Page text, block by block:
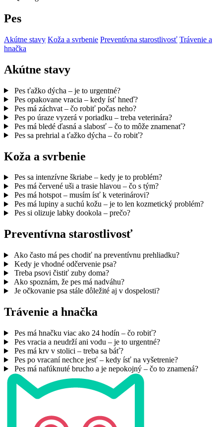
Pes
Akútne stavy Koža a svrbenie Preventívna starostlivosť Trávenie a
hnačka
Akútne stavy
Pes ťažko dýcha – je to urgentné?
Pes opakovane vracia – kedy ísť hneď?
Pes má záchvat – čo robiť počas neho?
Pes po úraze vyzerá v poriadku – treba veterinára?
Pes má bledé ďasná a slabosť – čo to môže znamenať?
Pes sa prehrial a ťažko dýcha – čo robiť?
Koža a svrbenie
Pes sa intenzívne škriabe – kedy je to problém?
Pes má červené uši a trasie hlavou – čo s tým?
Pes má hotspot – musím ísť k veterinárovi?
Pes má lupiny a suchú kožu – je to len kozmetický problém?
Pes si olizuje labky dookola – prečo?
Preventívna starostlivosť
Ako často má pes chodiť na preventívnu prehliadku?
Kedy je vhodné odčervenie psa?
Treba psovi čistiť zuby doma?
Ako spoznám, že pes má nadváhu?
Je očkovanie psa stále dôležité aj v dospelosti?
Trávenie a hnačka
Pes má hnačku viac ako 24 hodín – čo robiť?
Pes vracia a neudrží ani vodu – je to urgentné?
Pes má krv v stolici – treba sa báť?
Pes po vracaní nechce jesť – kedy ísť na vyšetrenie?
Pes má nafúknuté brucho a je nepokojný – čo to znamená?